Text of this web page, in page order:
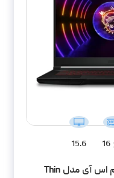
16
15.6
لپ تاپ 15.6 اینچی ام اس آی مدل Thin